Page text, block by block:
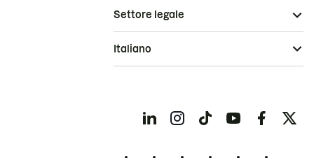
Settore legale
Italiano